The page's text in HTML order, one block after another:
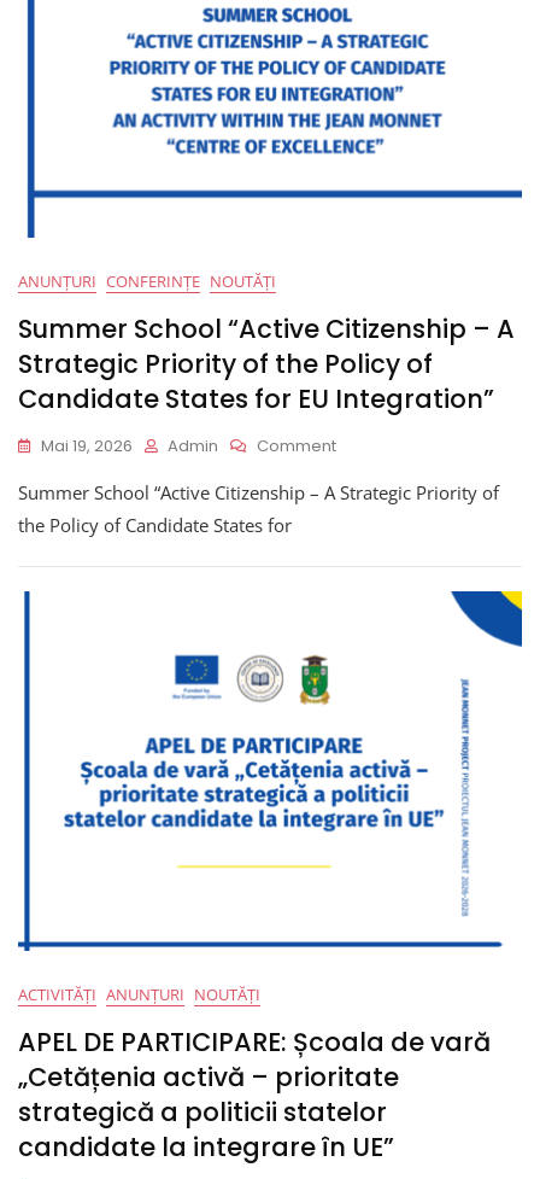
ANUNȚURI CONFERINȚE NOUTĂȚI
Summer School “Active Citizenship – A
Strategic Priority of the Policy of
Candidate States for EU Integration”
Mai 19, 2026 Admin CommentOn
School
–
Of
Candidate
States
For
EU
Summer School “Active Citizenship – A Strategic Priority of
the Policy of Candidate States for
ACTIVITĂȚI ANUNȚURI NOUTĂȚI
APEL DE PARTICIPARE: Școala de vară
„Cetățenia activă – prioritate
strategică a politicii statelor
candidate la integrare în UE”